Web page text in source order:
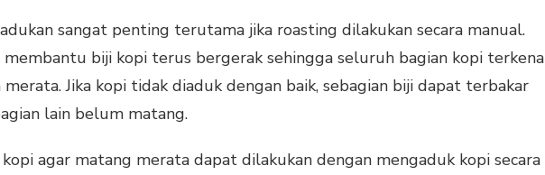
sangat penting terutama jika roasting dilakukan secara manual.
membantu biji kopi terus bergerak sehingga seluruh bagian kopi terkena
merata. Jika kopi tidak diaduk dengan baik, sebagian biji dapat terbakar
lain belum matang.
kopi agar matang merata dapat dilakukan dengan mengaduk kopi secara